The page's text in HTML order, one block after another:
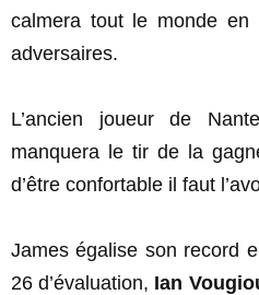
calmera tout le monde en
adversaires.
L’ancien joueur de
manquera le tir de la
d’être confortable il faut
James égalise son record
26 d’évaluation, Ian